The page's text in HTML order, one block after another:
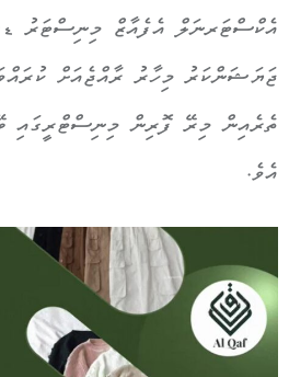
އެކްސްޓަރނަލް އެފެއާޒް މިނިސްޓަރު
ޖަޔަޝަންކަރު މިހާރު ރާއްޖެއަށް
ތެރެއިން މިރޭ ފޮރިން މިނިސްޓްރީގައި
އެވެ.